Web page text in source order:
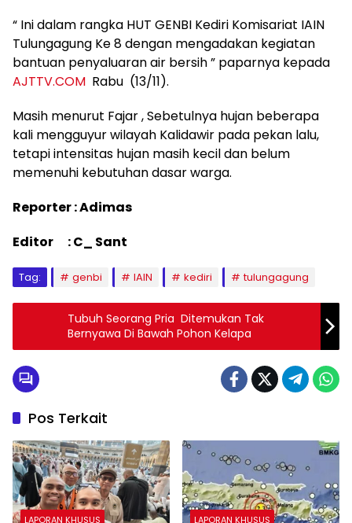
“ Ini dalam rangka HUT GENBI Kediri Komisariat IAIN
Tulungagung Ke 8 dengan mengadakan kegiatan
bantuan penyaluaran air bersih ” paparnya kepada
AJTTV.COM Rabu (13/11).
Masih menurut Fajar , Sebetulnya hujan beberapa
kali mengguyur wilayah Kalidawir pada pekan lalu,
tetapi intensitas hujan masih kecil dan belum
memenuhi kebutuhan dasar warga.
Reporter : Adimas
Editor : C_ Sant
Tag: genbi IAIN kediri tulungagung
Tubuh Seorang Pria Ditemukan Tak
Bernyawa Di Bawah Pohon Kelapa
Pos Terkait
LAPORAN KHUSUS LAPORAN KHUSUS